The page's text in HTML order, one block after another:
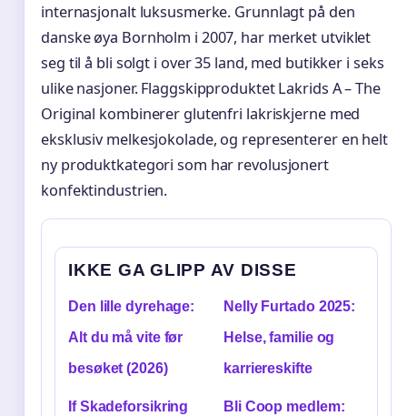
internasjonalt luksusmerke. Grunnlagt på den
danske øya Bornholm i 2007, har merket utviklet
seg til å bli solgt i over 35 land, med butikker i seks
ulike nasjoner. Flaggskipproduktet Lakrids A – The
Original kombinerer glutenfri lakriskjerne med
eksklusiv melkesjokolade, og representerer en helt
ny produktkategori som har revolusjonert
konfektindustrien.
IKKE GA GLIPP AV DISSE
Den lille dyrehage:
Alt du må vite før
besøket (2026)
Nelly Furtado 2025:
Helse, familie og
karriereskifte
If Skadeforsikring
Bli Coop medlem: